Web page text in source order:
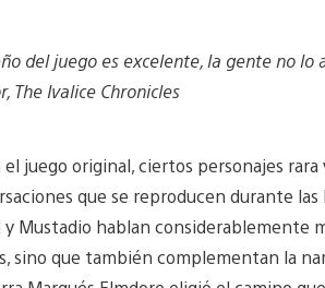
del juego es excelente, la gente no
The Ivalice Chronicles
el juego original, ciertos personajes
que se reproducen durante
y Mustadio hablan considerablemente
sino que también complementan la